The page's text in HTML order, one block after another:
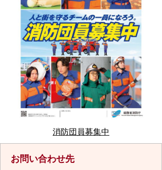
消防団員募集中
お問い合わせ先